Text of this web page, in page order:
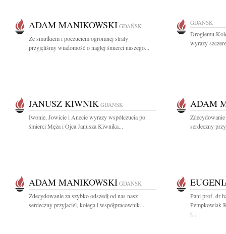
ADAM MANIKOWSKI GDAŃSK
Ze smutkiem i poczuciem ogromnej straty
przyjęliśmy wiadomość o nagłej śmierci naszego...
GDAŃSK
Drogiemu
wyrazy
JANUSZ KIWNIK GDAŃSK
Iwonie, Jowicie i Anecie wyrazy współczucia po
śmierci Męża i Ojca Janusza Kiwnika...
ADAM
Zdecydowanie
serdeczny
ADAM MANIKOWSKI GDAŃSK
Zdecydowanie za szybko odszedł od nas nasz
serdeczny przyjaciel, kolega i współpracownik...
Pani prof. dr
Pempkowiak
i...